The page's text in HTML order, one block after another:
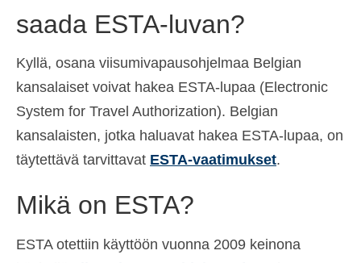
Español(Espanja
saada ESTA-luvan?
Kyllä, osana viisumivapausohjelmaa Belgian
kansalaiset voivat hakea ESTA-lupaa (Electronic
System for Travel Authorization). Belgian
kansalaisten, jotka haluavat hakea ESTA-lupaa, on
täytettävä tarvittavat ESTA-vaatimukset.
Mikä on ESTA?
ESTA otettiin käyttöön vuonna 2009 keinona